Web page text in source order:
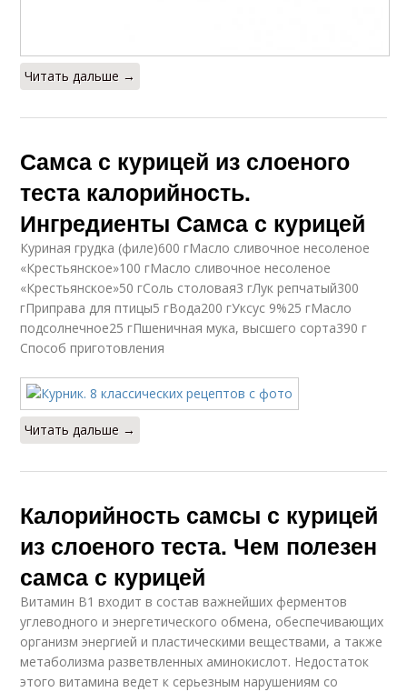
Читать дальше →
Самса с курицей из слоеного
теста калорийность.
Ингредиенты Самса с курицей
Куриная грудка (филе)600 гМасло сливочное несоленое
«Крестьянское»100 гМасло сливочное несоленое
«Крестьянское»50 гСоль столовая3 гЛук репчатый300
гПриправа для птицы5 гВода200 гУксус 9%25 гМасло
подсолнечное25 гПшеничная мука, высшего сорта390 г
Способ приготовления
Читать дальше →
Калорийность самсы с курицей
из слоеного теста. Чем полезен
самса с курицей
Витамин В1 входит в состав важнейших ферментов
углеводного и энергетического обмена, обеспечивающих
организм энергией и пластическими веществами, а также
метаболизма разветвленных аминокислот. Недостаток
этого витамина ведет к серьезным нарушениям со